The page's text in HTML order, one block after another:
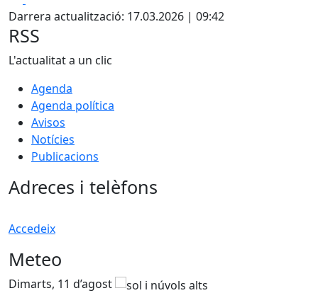
+
−
Darrera actualització: 17.03.2026 | 09:42
RSS
L'actualitat a un clic
Agenda
Agenda política
Avisos
Notícies
Publicacions
Adreces i telèfons
Accedeix
Meteo
Dimarts, 11 d’agost